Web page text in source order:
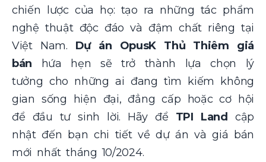
chiến lược của họ: tạo ra những tác phẩm
nghệ thuật độc đáo và đậm chất riêng tại
Việt Nam. Dự án OpusK Thủ Thiêm giá
bán hứa hẹn sẽ trở thành lựa chọn lý
tưởng cho những ai đang tìm kiếm không
gian sống hiện đại, đẳng cấp hoặc cơ hội
để đầu tư sinh lời. Hãy để TPI Land
cập
nhật đến bạn chi tiết về dự án và giá bán
mới nhất tháng 10/2024.